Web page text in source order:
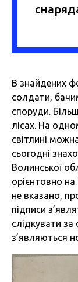
В знайдених
солдати,
споруди.
лісах. На
світлині
сьогодні
Волинської
орієнтовно
не вказано,
підписи
слідкувати
з’являються